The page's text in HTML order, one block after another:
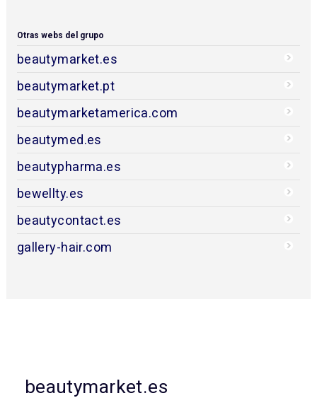
Otras webs del grupo
beautymarket.es
beautymarket.pt
beautymarketamerica.com
beautymed.es
beautypharma.es
bewellty.es
beautycontact.es
gallery-hair.com
beautymarket.es